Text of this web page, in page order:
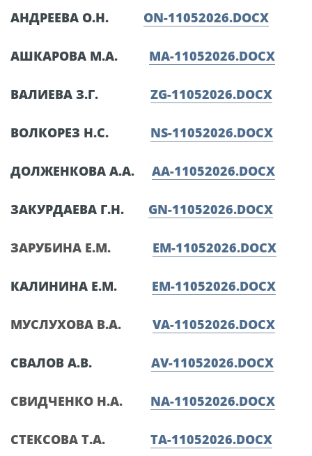
АНДРЕЕВА О.Н. ON-11052026.DOCX
АШКАРОВА М.А. MA-11052026.DOCX
ВАЛИЕВА З.Г. ZG-11052026.DOCX
ВОЛКОРЕЗ Н.С. NS-11052026.DOCX
ДОЛЖЕНКОВА А.А. AA-11052026.DOCX
ЗАКУРДАЕВА Г.Н. GN-11052026.DOCX
ЗАРУБИНА Е.М. EM-11052026.DOCX
КАЛИНИНА Е.М. EM-11052026.DOCX
МУСЛУХОВА В.А. VA-11052026.DOCX
СВАЛОВ А.В. AV-11052026.DOCX
СВИДЧЕНКО Н.А. NA-11052026.DOCX
СТЕКСОВА Т.А. TA-11052026.DOCX